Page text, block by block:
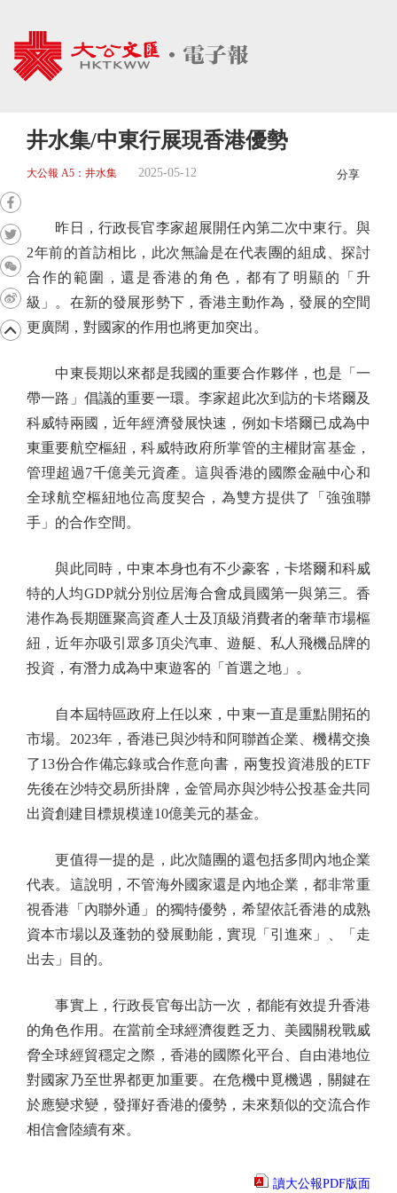
井水集/中東行展現香港優勢
大公報 A5：井水集 2025-05-12 分享
昨日，行政長官李家超展開任內第二次中東行。與
2年前的首訪相比，此次無論是在代表團的組成、探討
合作的範圍，還是香港的角色，都有了明顯的「升
級」。在新的發展形勢下，香港主動作為，發展的空間
更廣闊，對國家的作用也將更加突出。
中東長期以來都是我國的重要合作夥伴，也是「一
帶一路」倡議的重要一環。李家超此次到訪的卡塔爾及
科威特兩國，近年經濟發展快速，例如卡塔爾已成為中
東重要航空樞紐，科威特政府所掌管的主權財富基金，
管理超過7千億美元資產。這與香港的國際金融中心和
全球航空樞紐地位高度契合，為雙方提供了「強強聯
手」的合作空間。
與此同時，中東本身也有不少豪客，卡塔爾和科威
特的人均GDP就分別位居海合會成員國第一與第三。香
港作為長期匯聚高資產人士及頂級消費者的奢華市場樞
紐，近年亦吸引眾多頂尖汽車、遊艇、私人飛機品牌的
投資，有潛力成為中東遊客的「首選之地」。
自本屆特區政府上任以來，中東一直是重點開拓的
市場。2023年，香港已與沙特和阿聯酋企業、機構交換
了13份合作備忘錄或合作意向書，兩隻投資港股的ETF
先後在沙特交易所掛牌，金管局亦與沙特公投基金共同
出資創建目標規模達10億美元的基金。
更值得一提的是，此次隨團的還包括多間內地企業
代表。這說明，不管海外國家還是內地企業，都非常重
視香港「內聯外通」的獨特優勢，希望依託香港的成熟
資本市場以及蓬勃的發展動能，實現「引進來」、「走
出去」目的。
事實上，行政長官每出訪一次，都能有效提升香港
的角色作用。在當前全球經濟復甦乏力、美國關稅戰威
脅全球經貿穩定之際，香港的國際化平台、自由港地位
對國家乃至世界都更加重要。在危機中覓機遇，關鍵在
於應變求變，發揮好香港的優勢，未來類似的交流合作
相信會陸續有來。
讀大公報PDF版面